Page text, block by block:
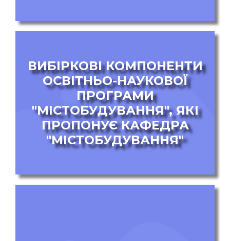
ВИБІРКОВІ КОМПОНЕНТИ
ОСВІТНЬО-НАУКОВОЇ
ПРОГРАМИ
"МІСТОБУДУВАННЯ", ЯКІ
ПРОПОНУЄ КАФЕДРА
"МІСТОБУДУВАННЯ"